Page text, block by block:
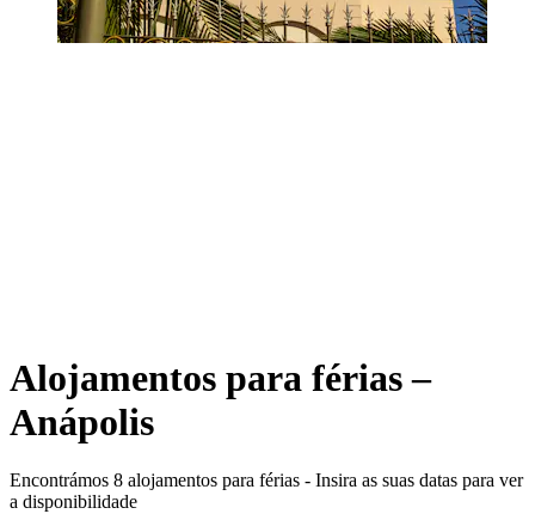
Alojamentos para férias –
Anápolis
Encontrámos 8 alojamentos para férias - Insira as suas datas para ver
a disponibilidade